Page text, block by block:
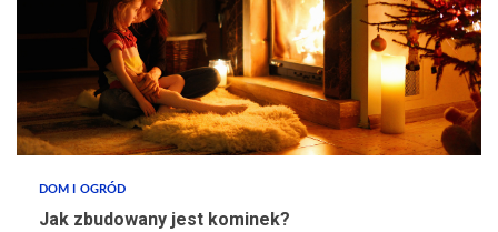
DOM I OGRÓD
Jak zbudowany jest kominek?